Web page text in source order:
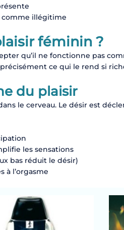
comme illégitime
féminin ?
qu’il ne fonctionne pas
ce qui le rend si
du plaisir
le cerveau. Le désir est
les sensations
bas réduit le désir)
à l’orgasme